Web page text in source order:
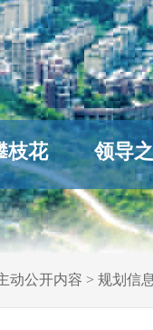
枝花 领导
动公开内容 > 规划信息